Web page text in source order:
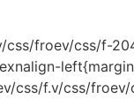
froev/css/f-
css/f.v/css/